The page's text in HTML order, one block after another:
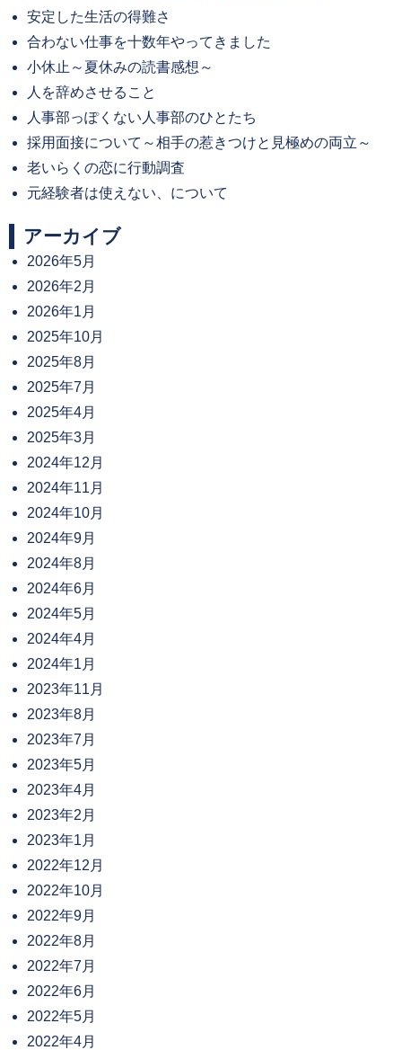
安定した生活の得難さ
合わない仕事を十数年やってきました
小休止～夏休みの読書感想～
人を辞めさせること
人事部っぽくない人事部のひとたち
採用面接について～相手の惹きつけと見極めの両立～
老いらくの恋に行動調査
元経験者は使えない、について
アーカイブ
2026年5月
2026年2月
2026年1月
2025年10月
2025年8月
2025年7月
2025年4月
2025年3月
2024年12月
2024年11月
2024年10月
2024年9月
2024年8月
2024年6月
2024年5月
2024年4月
2024年1月
2023年11月
2023年8月
2023年7月
2023年5月
2023年4月
2023年2月
2023年1月
2022年12月
2022年10月
2022年9月
2022年8月
2022年7月
2022年6月
2022年5月
2022年4月